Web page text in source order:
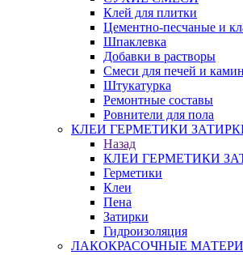
Клей для плитки
Цементно-песчаные и
Шпаклевка
Добавки в растворы
Смеси для печей и
Штукатурка
Ремонтные составы
Ровнители для пола
КЛЕИ ГЕРМЕТИКИ
Назад
КЛЕИ ГЕРМЕТИКИ
Герметики
Клеи
Пена
Затирки
Гидроизоляция
ЛАКОКРАСОЧНЫЕ